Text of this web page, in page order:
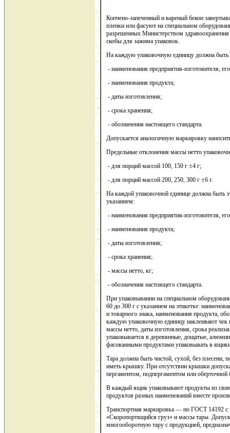
Копчено-запеченный и вареный бекон
пленки или фасуют на специальном
разрешенных Министерством
скобы для зажима упаковок.
На каждую упаковочную единицу должна быть
- наименования предприятия-изготовителя,
- наименования продукта;
- даты изготовления;
- срока хранения;
- обозначения настоящего стандарта.
Допускается аналогичную маркировку
Предельные отклонения массы нетто
- для порций массой 100, 150 г ±4 г;
- для порций массой 200, 250, 300 г ±6 г.
На каждой упаковочной единице должна быть
указанием:
- наименования предприятия-изготовителя,
- наименования продукта;
- даты изготовления;
- срока хранения;
- массы нетто, кг;
- обозначения настоящего стандарта.
При упаковывании на специальном
60 до 300 г с указанием на этикетке:
и товарного знака, наименования продукта,
каждую упаковочную единицу наклеивают чек
массы нетто, даты изготовления, срока
упаковывается в деревянные, дощатые,
фасованными продуктами упаковывать в
Тара должна быть чистой, сухой, без плесени,
иметь крышку. При отсутствии крышки
пергаментом, подпергаментом или
В каждый ящик упаковывают продукты из
продуктов разных наименований вместе
Транспортная маркировка — по ГОСТ 14192 с
«Скоропортящийся груз» и массы тары.
многооборотную тару с продукцией,